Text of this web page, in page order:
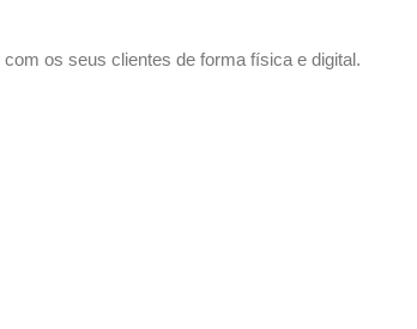
os seus clientes de forma física e digital.